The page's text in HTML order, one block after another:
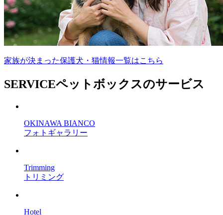
家族が決まった保護犬・猫情報一覧はこちら
SERVICEペットボックスのサービス
OKINAWA BIANCO
フォトギャラリー
Trimming
トリミング
Hotel